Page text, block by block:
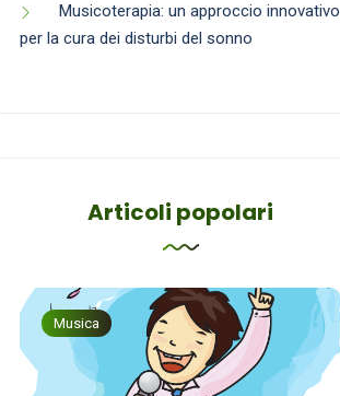
Musicoterapia: un approccio innovativo
per la cura dei disturbi del sonno
Articoli popolari
Musica